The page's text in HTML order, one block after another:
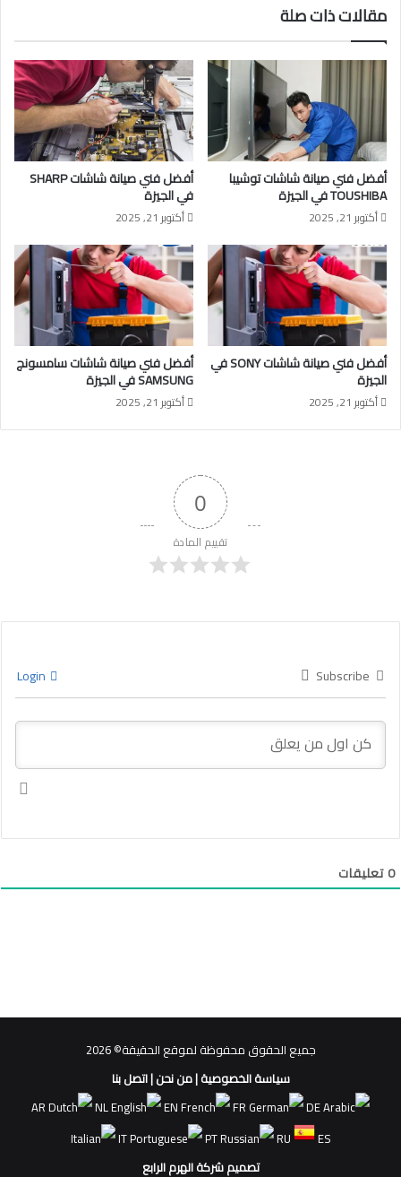
مقالات ذات صلة
أفضل فني صيانة شاشات توشيبا
TOUSHIBA في الجيزة
أكتوبر 21, 2025
أفضل فني صيانة شاشات SHARP
في الجيزة
أكتوبر 21, 2025
أفضل فني صيانة شاشات SONY في
الجيزة
أكتوبر 21, 2025
أفضل فني صيانة شاشات سامسونج
SAMSUNG في الجيزة
أكتوبر 21, 2025
0
تقييم المادة
Subscribe
0تعليقات
جميع الحقوق محفوظة لموقع الحقيقة© 2026
سياسة الخصوصية|من نحن|اتصل بنا
AR
NL EN FR
DE
IT
PT RU
ES
تصميم شركة الهرم الرابع